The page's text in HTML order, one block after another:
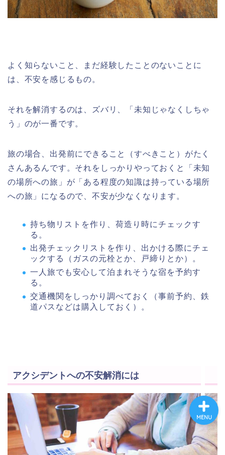
よく知らないこと、まだ経験したことのないことに
は、不安を感じるもの。
それを解消するのは、ズバリ、「未知じゃなくしちゃ
う」のが一番です。
旅の場合、出発前にできること（すべきこと）がたく
さんあるんです。それをしっかりやっておくと「未知
の場所への旅」が「ある程度の知識は持っている場所
への旅」になるので、不安が少なくなります。
持ち物リストを作り、荷造り時にチェックす
る。
出発チェックリストを作り、出かける際にチェ
ックする（ガスの元栓とか、戸締りとか）。
一人旅でも安心して泊まれそうな宿を予約す
る。
交通機関をしっかり調べておく（事前予約、鉄
道パスなどは購入しておく）。
アクシデントへの不安解消には
MENU
ホーム
プロフィール